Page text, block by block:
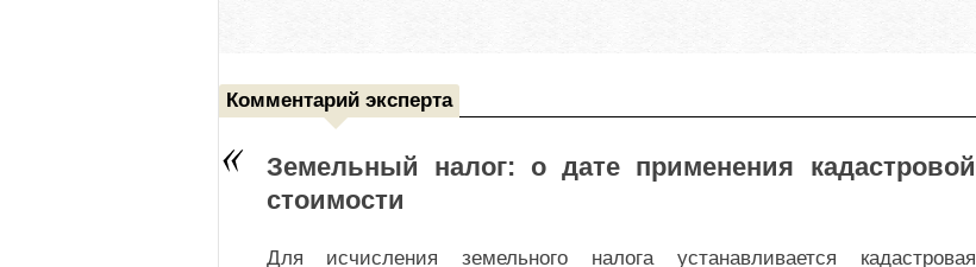
Комментарий эксперта
Земельный налог: о дате применения кадастровой
стоимости
Для исчисления земельного налога устанавливается кадастровая